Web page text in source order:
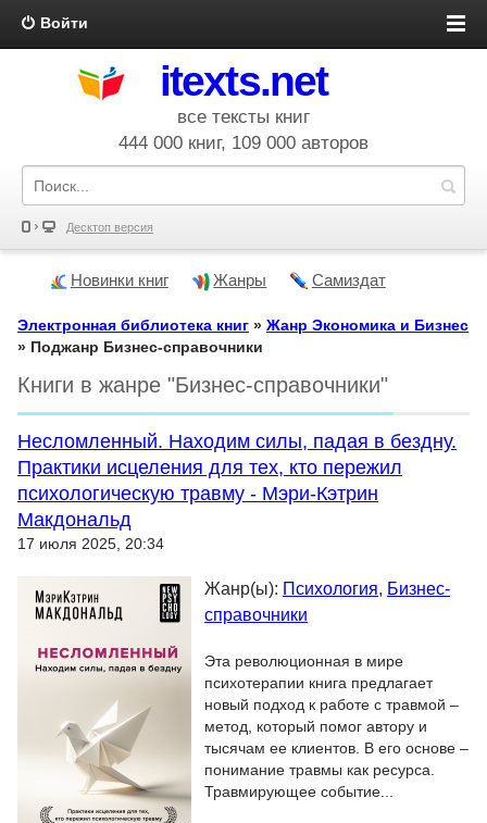
Войти
itexts.net
все тексты книг
444 000 книг, 109 000 авторов
Десктоп версия
Новинки книг Жанры Самиздат
Электронная библиотека книг » Жанр Экономика и Бизнес
» Поджанр Бизнес-справочники
Книги в жанре "Бизнес-справочники"
Несломленный. Находим силы, падая в бездну.
Практики исцеления для тех, кто пережил
психологическую травму - Мэри-Кэтрин
Макдональд
17 июля 2025, 20:34
Жанр(ы): Психология, Бизнес-
справочники
Эта революционная в мире
психотерапии книга предлагает
новый подход к работе с травмой –
метод, который помог автору и
тысячам ее клиентов. В его основе –
понимание травмы как ресурса.
Травмирующее событие...